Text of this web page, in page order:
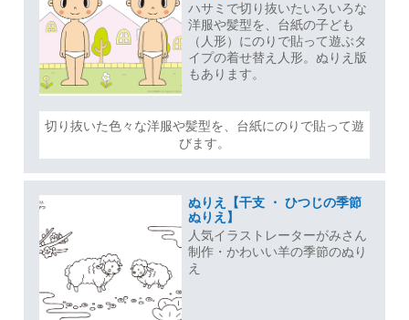
ハサミで切り抜いたいろいろな
洋服や髪型を、台紙の子ども
（人形）にのりで貼って遊ぶタ
イプの着せ替え人形。ぬりえ版
もあります。
切り抜いた色々な洋服や髪型を、台紙にのりで貼って遊
びます。
ぬりえ【干支 ・ ひつじの季節
ぬりえ】
人気イラストレーターがみさん
制作・かわいい羊の季節のぬり
え